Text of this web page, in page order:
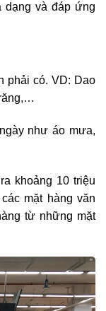
dạng và đáp ứng
phải có. VD: Dao
như áo mưa,
khoảng 10 triệu
mặt hàng văn
từ những mặt